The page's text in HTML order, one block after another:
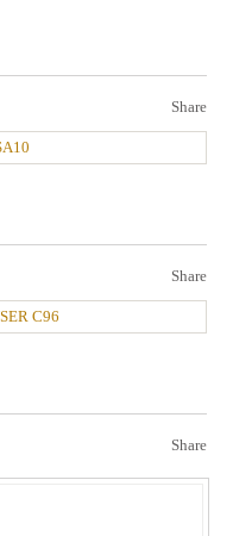
Share
Share
Share